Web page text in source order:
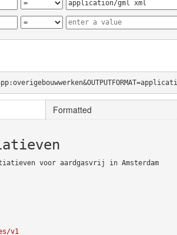
Formatted
voor aardgasvrij in Amsterdam
v1